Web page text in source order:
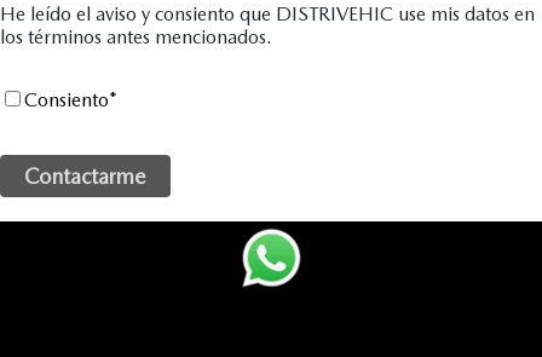
He leído el aviso y consiento que DISTRIVEHIC use mis datos en
los términos antes mencionados.
Consiento*